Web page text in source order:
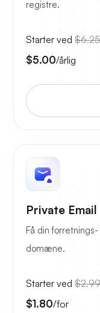
registre.
Starter ved $6.25
$5.00/årlig
Private Email
Få din
domæne.
Starter ved $2.99
$1.80/for